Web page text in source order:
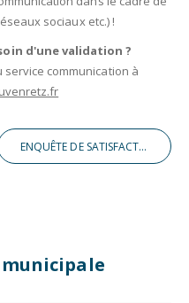
sociaux etc.) !
d'une validation ?
communication à
ENQUÊTE DE SATISFACTION - VILLENEUVE & VOUS